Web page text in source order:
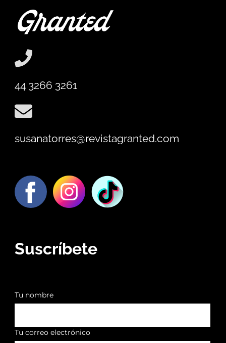
44 3266 3261
susanatorres@revistagranted.com
Suscríbete
Tu nombre
Tu correo electrónico